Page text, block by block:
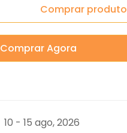
Comprar produto
Comprar Agora
10 - 15 ago, 2026